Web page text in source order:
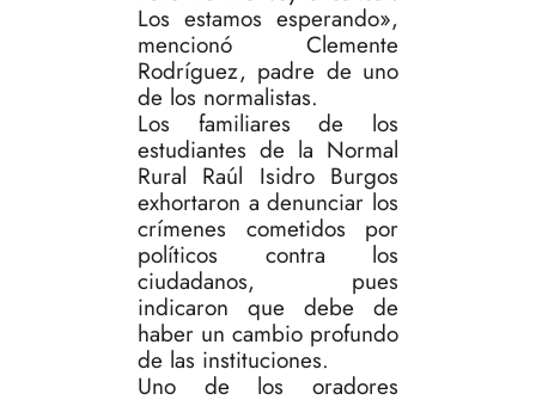
Los estamos esperando»,
mencionó Clemente
Rodríguez, padre de uno
de los normalistas.
Los familiares de los
estudiantes de la Normal
Rural Raúl Isidro Burgos
exhortaron a denunciar los
crímenes cometidos por
políticos contra los
ciudadanos, pues
indicaron que debe de
haber un cambio profundo
de las instituciones.
Uno de los oradores